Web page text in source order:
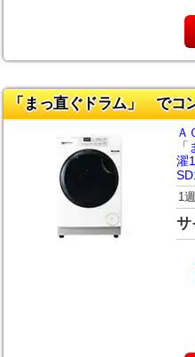
「まっ直ぐドラム」 でコ
Ａ
濯
1
サ